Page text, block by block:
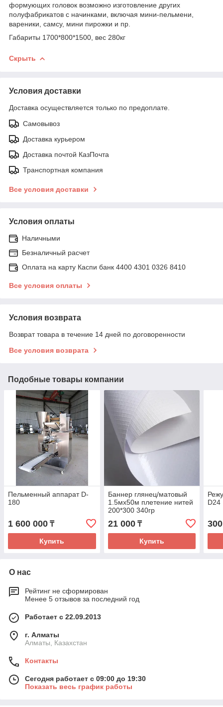
формующих головок возможно изготовление других
полуфабрикатов с начинками, включая мини-пельмени,
вареники, самсу, мини пирожки и пр.
Габариты 1700*800*1500, вес 280кг
Скрыть
Условия доставки
Доставка осуществляется только по предоплате.
Самовывоз
Доставка курьером
Доставка почтой КазПочта
Транспортная компания
Все условия доставки
Условия оплаты
Наличными
Безналичный расчет
Оплата на карту Каспи банк 4400 4301 0326 8410
Все условия оплаты
Условия возврата
Возврат товара в течение 14 дней по договоренности
Все условия возврата
Подобные товары компании
Пельменный аппарат D-
180
1 600 000 ₸
Купить
Баннер глянец/матовый
1.5мх50м плетение нитей
200*300 340гр
21 000₸
Купить
D24
О нас
Рейтинг не сформирован
Менее 5 отзывов за последний год
Работает с 22.09.2013
г. Алматы
Алматы, Казахстан
Контакты
Сегодня работает с 09:00 до 19:30
Показать весь график работы